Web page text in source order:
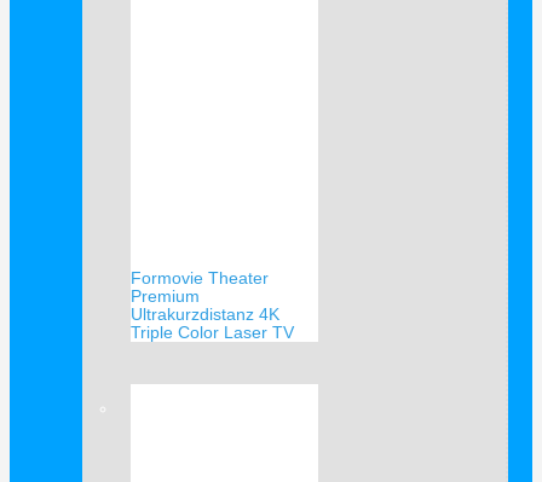
Formovie Theater
Premium
Ultrakurzdistanz 4K
Triple Color Laser TV